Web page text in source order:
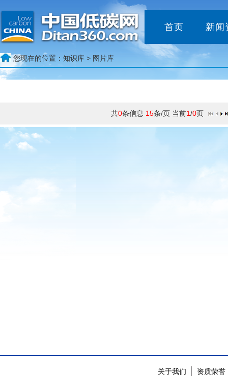
首页 新闻
您现在的位置： 知识库 > 图片库
共0条信息 15条/页 当前1/0页
关于我们 资质荣誉